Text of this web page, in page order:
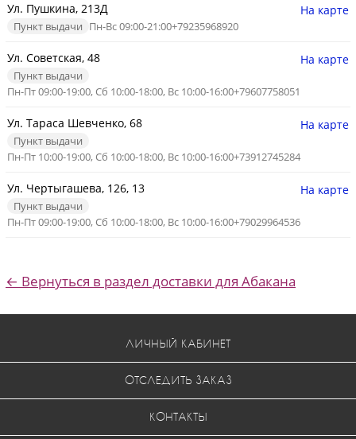
Ул. Пушкина, 213Д
Пункт выдачи Пн-Вс 09:00-21:00+79235968920
На карте
Ул. Советская, 48
Пункт выдачи
Пн-Пт 09:00-19:00, Сб 10:00-18:00, Вс 10:00-16:00+79607758051
На карте
Ул. Тараса Шевченко, 68
Пункт выдачи
Пн-Пт 10:00-19:00, Сб 10:00-18:00, Вс 10:00-16:00+73912745284
На карте
Ул. Чертыгашева, 126, 13
Пункт выдачи
Пн-Пт 09:00-19:00, Сб 10:00-18:00, Вс 10:00-16:00+79029964536
На карте
← Вернуться в раздел доставки для Абакана
ЛИЧНЫЙ КАБИНЕТ
ОТСЛЕДИТЬ ЗАКАЗ
КОНТАКТЫ